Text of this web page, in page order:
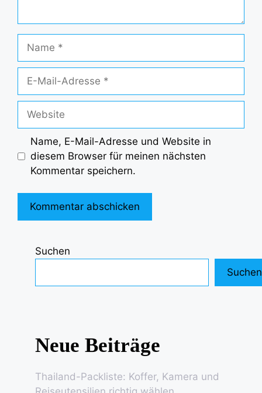
Mail-
Adresse
Name, E-Mail-Adresse und Website in
diesem Browser für meinen nächsten
Kommentar speichern.
Suchen
Suchen
Neue Beiträge
Thailand-Packliste: Koffer, Kamera und